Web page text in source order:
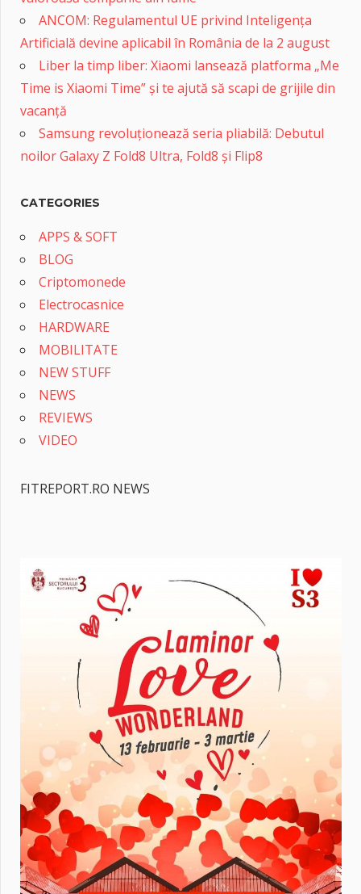
ANCOM: Regulamentul UE privind Inteligența
Artificială devine aplicabil în România de la 2 august
Liber la timp liber: Xiaomi lansează platforma „Me
Time is Xiaomi Time” și te ajută să scapi de grijile din
vacanță
Samsung revoluționează seria pliabilă: Debutul
noilor Galaxy Z Fold8 Ultra, Fold8 și Flip8
CATEGORIES
APPS & SOFT
BLOG
Criptomonede
Electrocasnice
HARDWARE
MOBILITATE
NEW STUFF
NEWS
REVIEWS
VIDEO
FITREPORT.RO NEWS